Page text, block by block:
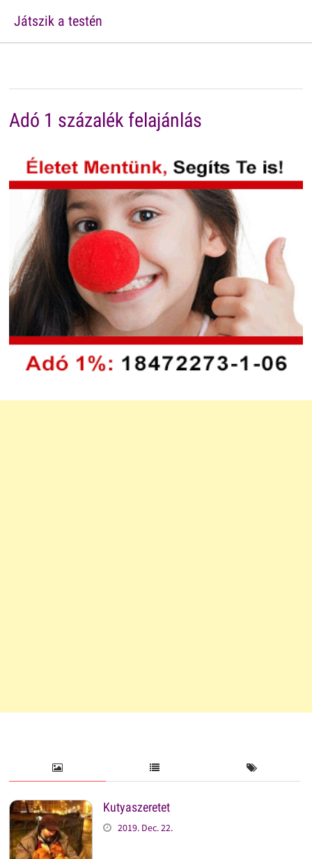
Játszik a testén
Adó 1 százalék felajánlás
Kutyaszeretet
2019. Dec. 22.